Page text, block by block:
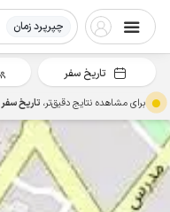
چپرپرد زمان
تاریخ سفر
برای مشاهده نتایج دقیق‌تر، تاریخ سفر